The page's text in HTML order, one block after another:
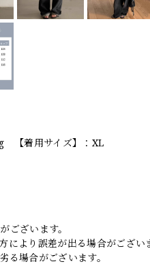
【着用サイズ】：XL
ございます。
より誤差が出る場合がござい
場合がございます。